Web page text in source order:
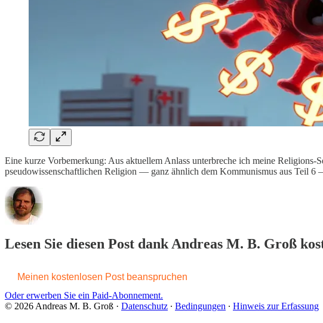
Eine kurze Vorbemerkung: Aus aktuellem Anlass unterbreche ich meine
pseudowissenschaftlichen Religion — ganz ähnlich dem Kommunismus aus Teil
Lesen Sie diesen Post dank Andreas M. B. Groß
Meinen kostenlosen Post beanspruchen
Oder erwerben Sie ein Paid-Abonnement.
© 2026 Andreas M. B. Groß · Datenschutz ∙ Bedingungen ∙ Hinweis zur Erfassung